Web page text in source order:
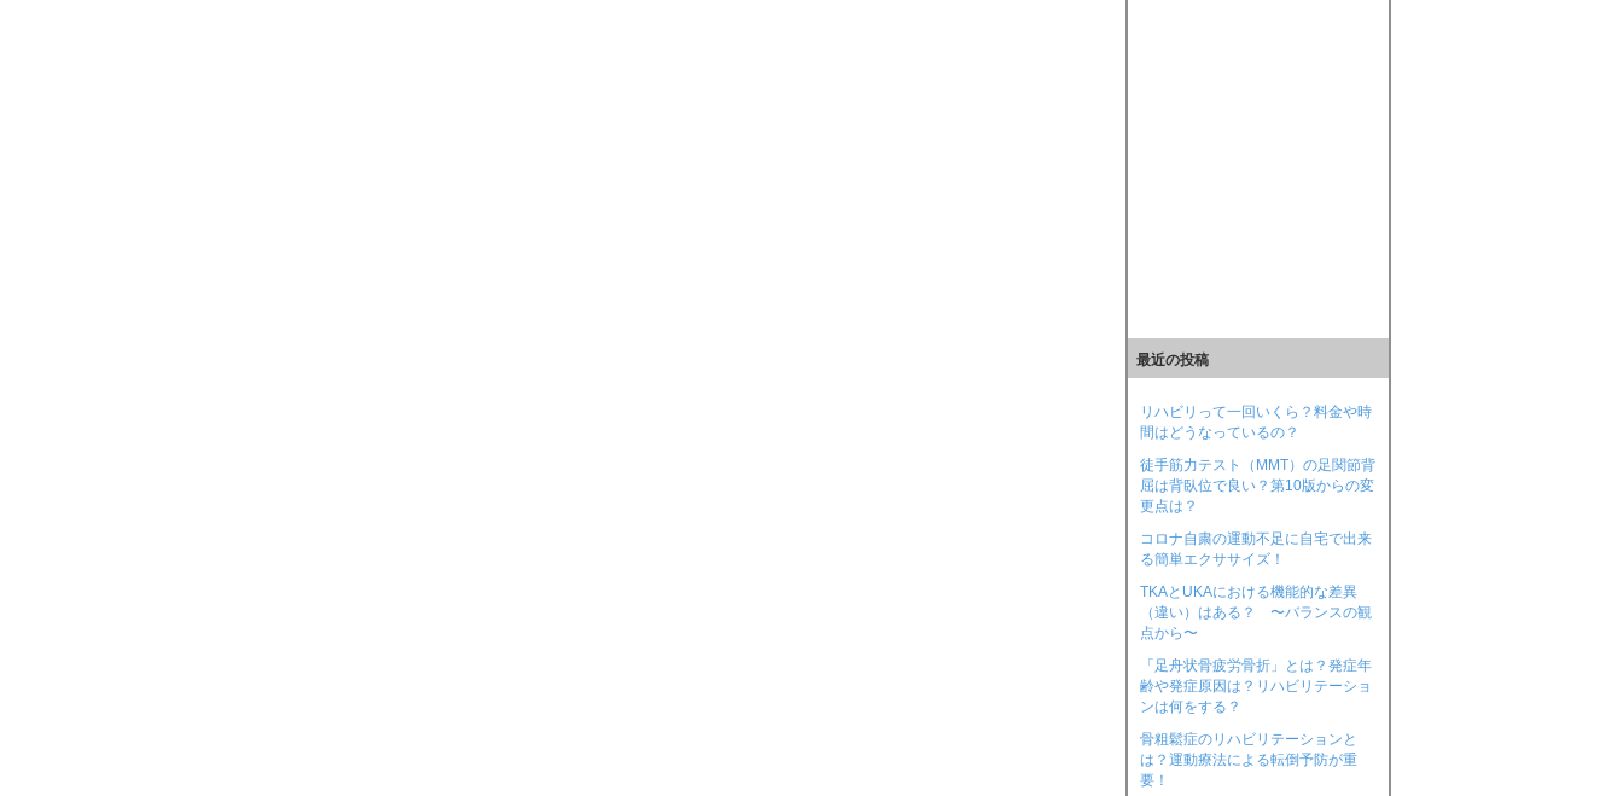
最近の投稿
リハビリって一回いくら？料金や時
間はどうなっているの？
徒手筋力テスト（MMT）の足関節背
屈は背臥位で良い？第10版からの変
更点は？
コロナ自粛の運動不足に自宅で出来
る簡単エクササイズ！
TKAとUKAにおける機能的な差異
（違い）はある？ 〜バランスの観
点から〜
「足舟状骨疲労骨折」とは？発症年
齢や発症原因は？リハビリテーショ
ンは何をする？
骨粗鬆症のリハビリテーションと
は？運動療法による転倒予防が重
要！